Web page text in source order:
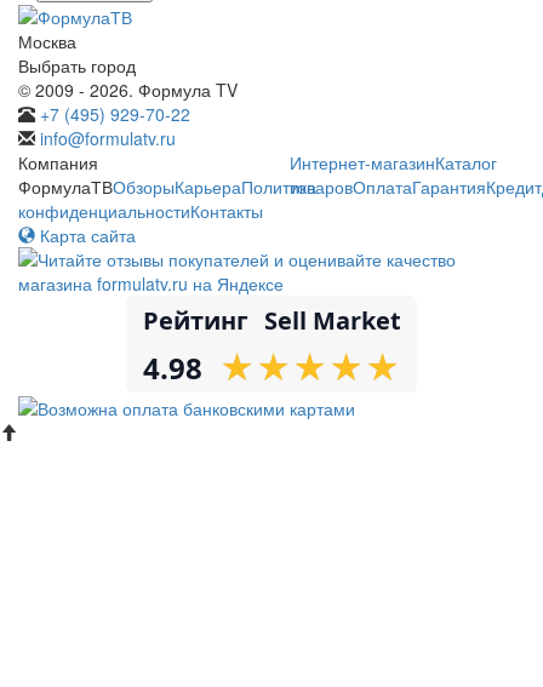
Москва
Выбрать город
© 2009 - 2026. Формула TV
+7 (495) 929-70-22
info@formulatv.ru
Компания
ФормулаТВОбзорыКарьераПолитика
конфиденциальностиКонтакты
Интернет-магазинКаталог
товаровОплатаГарантияКредит
Карта сайта
Рейтинг Sell Market
4.98 ★
★★
★★
★★
★★
★